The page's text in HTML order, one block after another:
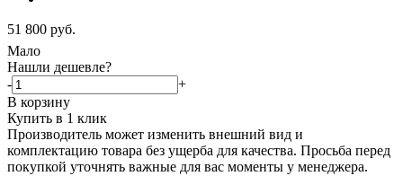
51 800 руб.
Мало
Нашли дешевле?
-
+
В корзину
Купить в 1 клик
Производитель может изменить внешний вид и
комплектацию товара без ущерба для качества. Просьба перед
покупкой уточнять важные для вас моменты у менеджера.